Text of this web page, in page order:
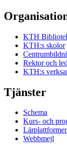
KTH
KTH:s skolor
Rektor och
KTH:s
Tjänster
Schema
Kurs- och
Webbmejl